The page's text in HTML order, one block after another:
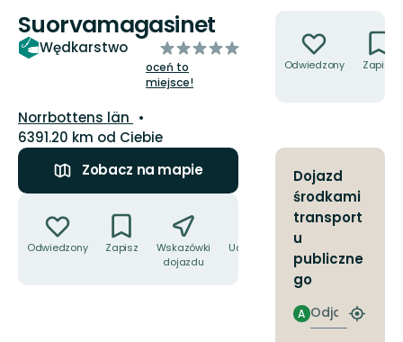
Suorvamagasinet
Wędkarstwo
z
5
gwiazdek
oceń to
miejsce!
Województwo:
Norrbottens län
6391.20 km od Ciebie
Zobacz na mapie
Odwiedzony Zapisz
Wskazówki
dojazdu
Udostępnij
Odwiedzony Zapisz
Dojazd
środkami
transport
u
publiczne
go
Odjazd
A
Znajdź